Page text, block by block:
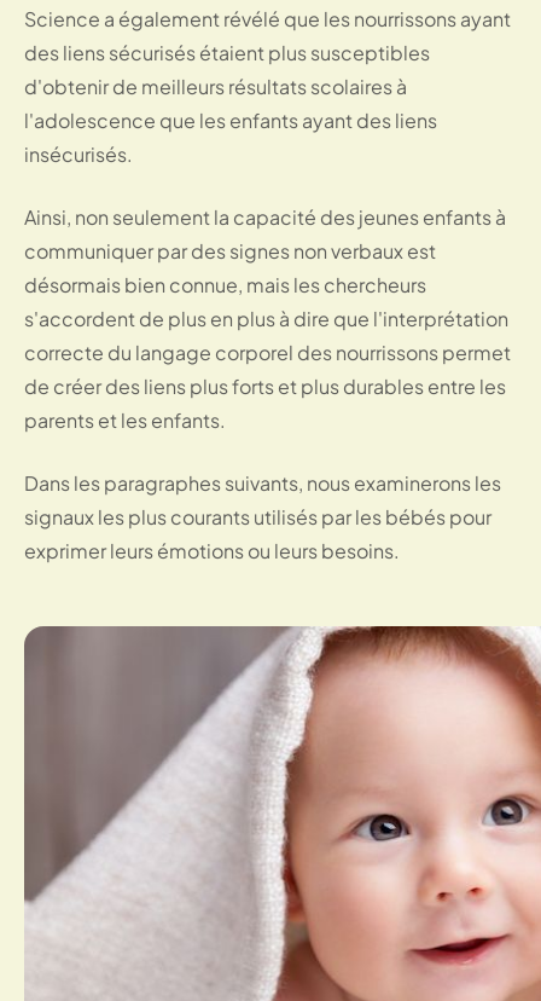
Science a également révélé que les nourrissons ayant
des liens sécurisés étaient plus susceptibles
d'obtenir de meilleurs résultats scolaires à
l'adolescence que les enfants ayant des liens
insécurisés.
Ainsi, non seulement la capacité des jeunes enfants à
communiquer par des signes non verbaux est
désormais bien connue, mais les chercheurs
s'accordent de plus en plus à dire que l'interprétation
correcte du langage corporel des nourrissons permet
de créer des liens plus forts et plus durables entre les
parents et les enfants.
Dans les paragraphes suivants, nous examinerons les
signaux les plus courants utilisés par les bébés pour
exprimer leurs émotions ou leurs besoins.